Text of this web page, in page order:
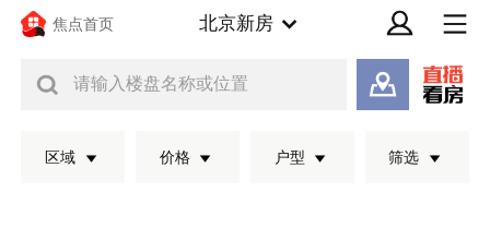
焦点首页 北京新房
请输入楼盘名称或位置
区域 价格 户型 筛选